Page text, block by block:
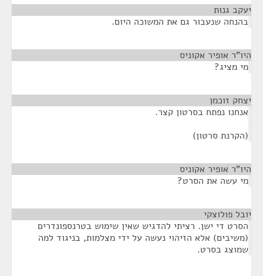
יעקב גנות
בהנחה שנעבור גם את המשוכה היום.
היו"ר אופיר אקוניס
מי מציג?
יצחק זוכמן
אנחנו נפתח בסרטון קצר.
(הקרנת סרטון)
היו"ר אופיר אקוניס
מי עשה את הסרט?
יובל פולוצקי
הסרט די ישן. רציתי להדגיש שאין שימוש בטרנספונדרים
(משיבים) אלא הזיהוי נעשה על ידי מצלמות, בניגוד למה
שמוצג בסרט.